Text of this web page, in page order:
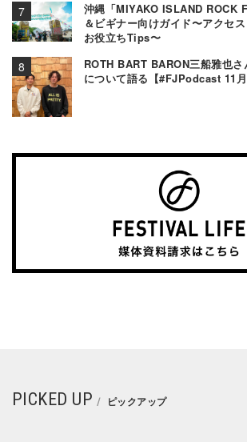
沖縄「MIYAKO ISLAND ROCK
＆ビギナー向けガイド〜アクセ
お役立ちTips〜
ROTH BART BARON三船雅也
について語る【#FJPodcast 11月
PICKED UP ピックアップ